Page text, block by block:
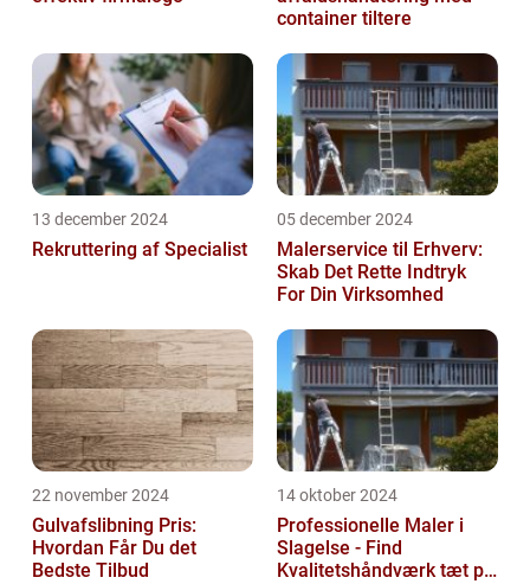
container tiltere
13 december 2024
Rekruttering af Specialist
05 december 2024
Malerservice til Erhverv:
Skab Det Rette Indtryk
For Din Virksomhed
22 november 2024
Gulvafslibning Pris:
Hvordan Får Du det
Bedste Tilbud
14 oktober 2024
Professionelle Maler i
Slagelse - Find
Kvalitetshåndværk tæt på